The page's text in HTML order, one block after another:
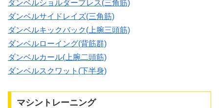
ダンベルショルダープレス(三角筋)
ダンベルサイドレイズ(三角筋)
ダンベルキックバック(上腕三頭筋)
ダンベルローイング(背筋群)
ダンベルカール(上腕二頭筋)
ダンベルスクワット(下半身)
マシントレーニング